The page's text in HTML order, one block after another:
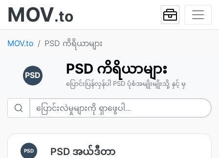
MOV.to
MOV.to PSD ကိရိယာများ
PSD PSD ကိရိယာများ
ပြောင်းပြန်လှန်ပါ PSD ပုံစံအမျိုးမျိုးသို့ နှင့် မှ
PSD PSD အယ်ဒီတာ